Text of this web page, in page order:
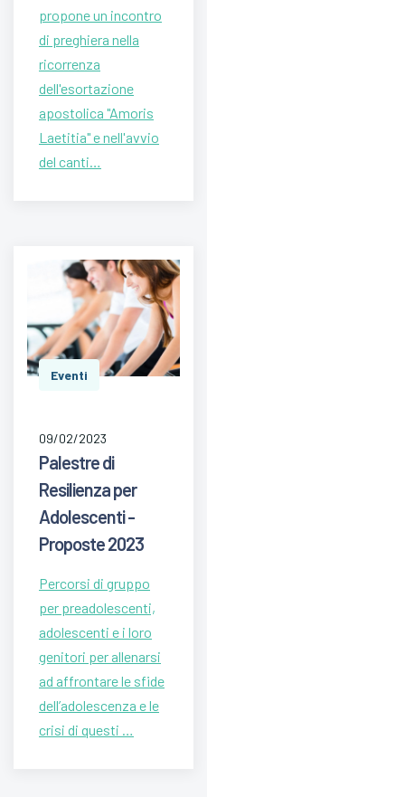
propone un incontro
di preghiera nella
ricorrenza
dell'esortazione
apostolica "Amoris
Laetitia" e nell'avvio
del canti…
Eventi
09/02/2023
Palestre di
Resilienza per
Adolescenti -
Proposte 2023
Percorsi di gruppo
per preadolescenti,
adolescenti e i loro
genitori per allenarsi
ad affrontare le sfide
dell’adolescenza e le
crisi di questi …